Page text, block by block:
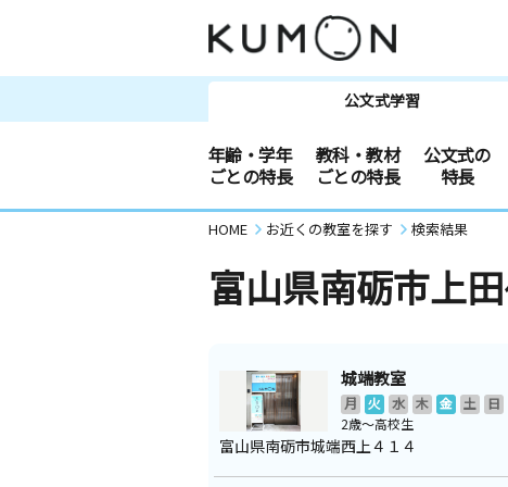
公文式学習
年齢・学年
ごとの特長
教科・教材
ごとの特長
公文式の
特長
HOME お近くの教室を探す 検索結果
富山県南砺市上田
城端教室
月 火 水 木 金 土
日
2歳～高校生
富山県南砺市城端西上４１４